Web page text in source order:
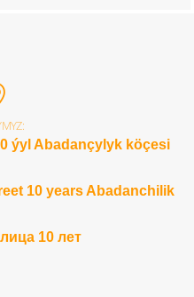
ýyl Abadançylyk köçesi
10 years Abadanchilik
10 лет